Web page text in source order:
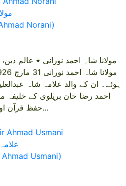
Norani)
مولانا شاہ احمد نورانی ٭ عالم
ہوئے۔ ان کے والد علامہ شاہ
احمد رضا خان بریلوی کے خلیفہ
حفظ قرآن اور درس نظامی کی تکمیل کے...
Usmani)